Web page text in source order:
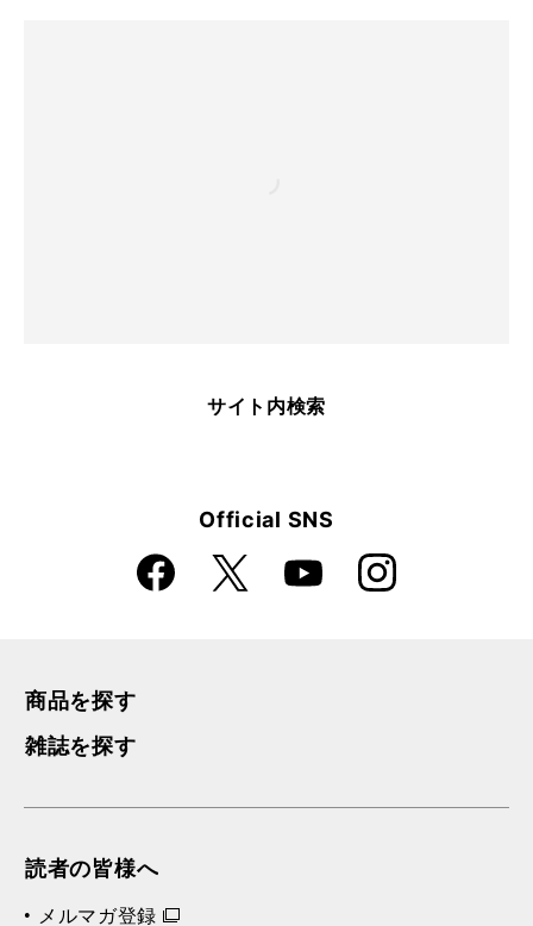
サイト内検索
Official SNS
Faceboo
k
X YouTube Instagra
m
商品を探す
雑誌を探す
読者の皆様へ
メルマガ登録